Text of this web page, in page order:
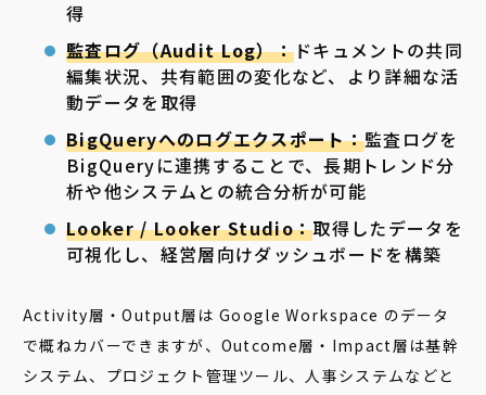
得
監査ログ（Audit Log）：ドキュメントの共同
編集状況、共有範囲の変化など、より詳細な活
動データを取得
BigQueryへのログエクスポート：監査ログを
BigQueryに連携することで、長期トレンド分
析や他システムとの統合分析が可能
Looker / Looker Studio：取得したデータを
可視化し、経営層向けダッシュボードを構築
Activity層・Output層は Google Workspace のデータ
で概ねカバーできますが、Outcome層・Impact層は基幹
システム、プロジェクト管理ツール、人事システムなどと